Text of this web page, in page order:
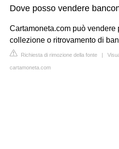
Dove posso vendere
Cartamoneta.com può vendere
collezione o ritrovamento di
Richiesta di rimozione della fonte |
cartamoneta.com